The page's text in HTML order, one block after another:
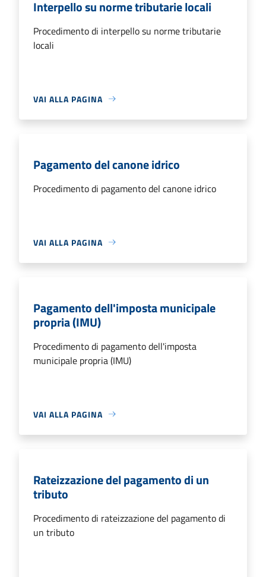
Interpello su norme tributarie locali
Procedimento di interpello su norme tributarie
locali
VAI ALLA PAGINA
Pagamento del canone idrico
Procedimento di pagamento del canone idrico
VAI ALLA PAGINA
Pagamento dell'imposta municipale
propria (IMU)
Procedimento di pagamento dell'imposta
municipale propria (IMU)
VAI ALLA PAGINA
Rateizzazione del pagamento di un
tributo
Procedimento di rateizzazione del pagamento di
un tributo